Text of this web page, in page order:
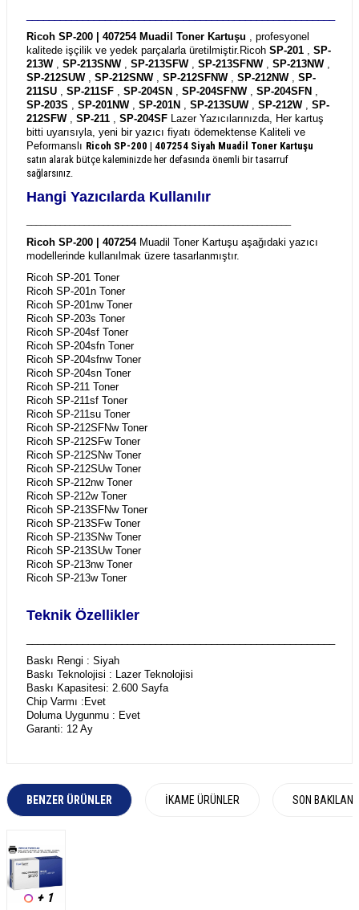
Ricoh SP-200 | 407254 Muadil Toner Kartuşu , profesyonel
kalitede işçilik ve yedek parçalarla üretilmiştir. Ricoh SP-201 , SP-
213W , SP-213SNW , SP-213SFW , SP-213SFNW , SP-213NW ,
SP-212SUW , SP-212SNW , SP-212SFNW , SP-212NW , SP-
211SU , SP-211SF , SP-204SN , SP-204SFNW , SP-204SFN ,
SP-203S , SP-201NW , SP-201N , SP-213SUW , SP-212W , SP-
212SFW , SP-211 , SP-204SF Lazer Yazıcılarınızda, Her kartuş
bitti uyarısıyla, yeni bir yazıcı fiyatı ödemektense Kaliteli ve
Peformanslı Ricoh SP-200 | 407254 Siyah Muadil Toner Kartuşu
satın alarak bütçe kaleminizde her defasında önemli bir tasarruf
sağlarsınız.
Hangi Yazıcılarda Kullanılır
Ricoh SP-200 | 407254Muadil Toner Kartuşu aşağıdaki yazıcı
modellerinde kullanılmak üzere tasarlanmıştır.
Ricoh SP-201 Toner
Ricoh SP-201n Toner
Ricoh SP-201nw Toner
Ricoh SP-203s Toner
Ricoh SP-204sf Toner
Ricoh SP-204sfn Toner
Ricoh SP-204sfnw Toner
Ricoh SP-204sn Toner
Ricoh SP-211 Toner
Ricoh SP-211sf Toner
Ricoh SP-211su Toner
Ricoh SP-212SFNw Toner
Ricoh SP-212SFw Toner
Ricoh SP-212SNw Toner
Ricoh SP-212SUw Toner
Ricoh SP-212nw Toner
Ricoh SP-212w Toner
Ricoh SP-213SFNw Toner
Ricoh SP-213SFw Toner
Ricoh SP-213SNw Toner
Ricoh SP-213SUw Toner
Ricoh SP-213nw Toner
Ricoh SP-213w Toner
Teknik Özellikler
Baskı Rengi : Siyah
Baskı Teknolojisi : Lazer Teknolojisi
Baskı Kapasitesi: 2.600 Sayfa
Chip Varmı :Evet
Doluma Uygunmu : Evet
Garanti: 12 Ay
BENZER ÜRÜNLER İKAME ÜRÜNLER SON
+ 1